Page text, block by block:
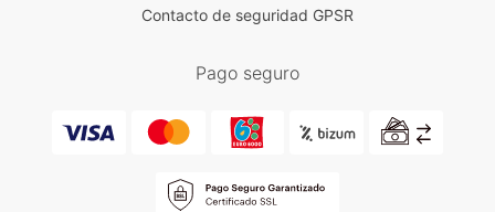
Contacto de seguridad GPSR
Pago seguro